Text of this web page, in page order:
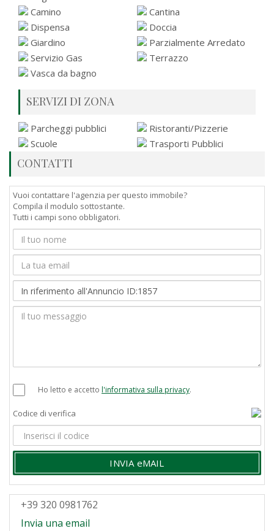
Camino
Cantina
Dispensa
Doccia
Giardino
Parzialmente Arredato
Servizio Gas
Terrazzo
Vasca da bagno
SERVIZI DI ZONA
Parcheggi pubblici
Ristoranti/Pizzerie
Scuole
Trasporti Pubblici
CONTATTI
Vuoi contattare l'agenzia per questo immobile?
Compila il modulo sottostante.
Tutti i campi sono obbligatori.
Ho letto e accetto l'informativa sulla privacy.
Codice di verifica
INVIA eMAIL
+39 320 0981762
Invia una email